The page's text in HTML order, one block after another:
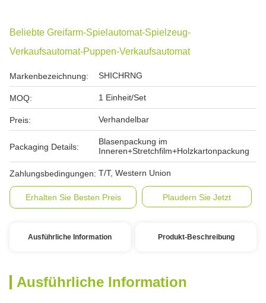
Beliebte Greifarm-Spielautomat-Spielzeug-
Verkaufsautomat-Puppen-Verkaufsautomat
Markenbezeichnung: SHICHRNG
MOQ: 1 Einheit/Set
Preis: Verhandelbar
Packaging Details:
Blasenpackung im
Inneren+Stretchfilm+Holzkartonpackung
Zahlungsbedingungen: T/T, Western Union
Erhalten Sie Besten Preis Plaudern Sie Jetzt
Ausführliche Information Produkt-Beschreibung
Ausführliche Information